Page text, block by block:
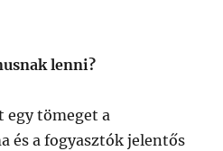
lenni?
egy tömeget a
és a fogyasztók jelentős